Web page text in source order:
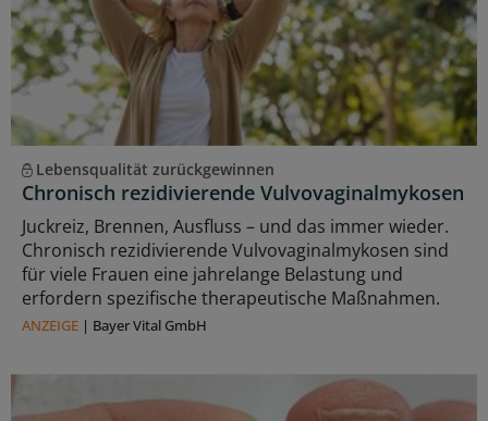
Lebensqualität zurückgewinnen
Chronisch rezidivierende Vulvovaginalmykosen
Juckreiz, Brennen, Ausfluss – und das immer wieder.
Chronisch rezidivierende Vulvovaginalmykosen sind
für viele Frauen eine jahrelange Belastung und
erfordern spezifische therapeutische Maßnahmen.
ANZEIGE | Bayer Vital GmbH